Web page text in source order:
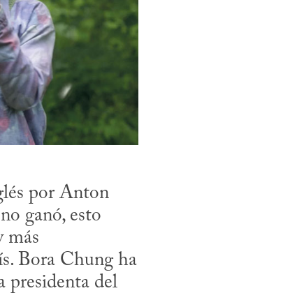
por Anton
ganó, esto
más
Bora Chung ha
presidenta del